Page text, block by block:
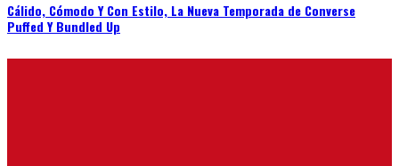
Cálido, Cómodo Y Con Estilo, La Nueva Temporada de Converse
Puffed Y Bundled Up